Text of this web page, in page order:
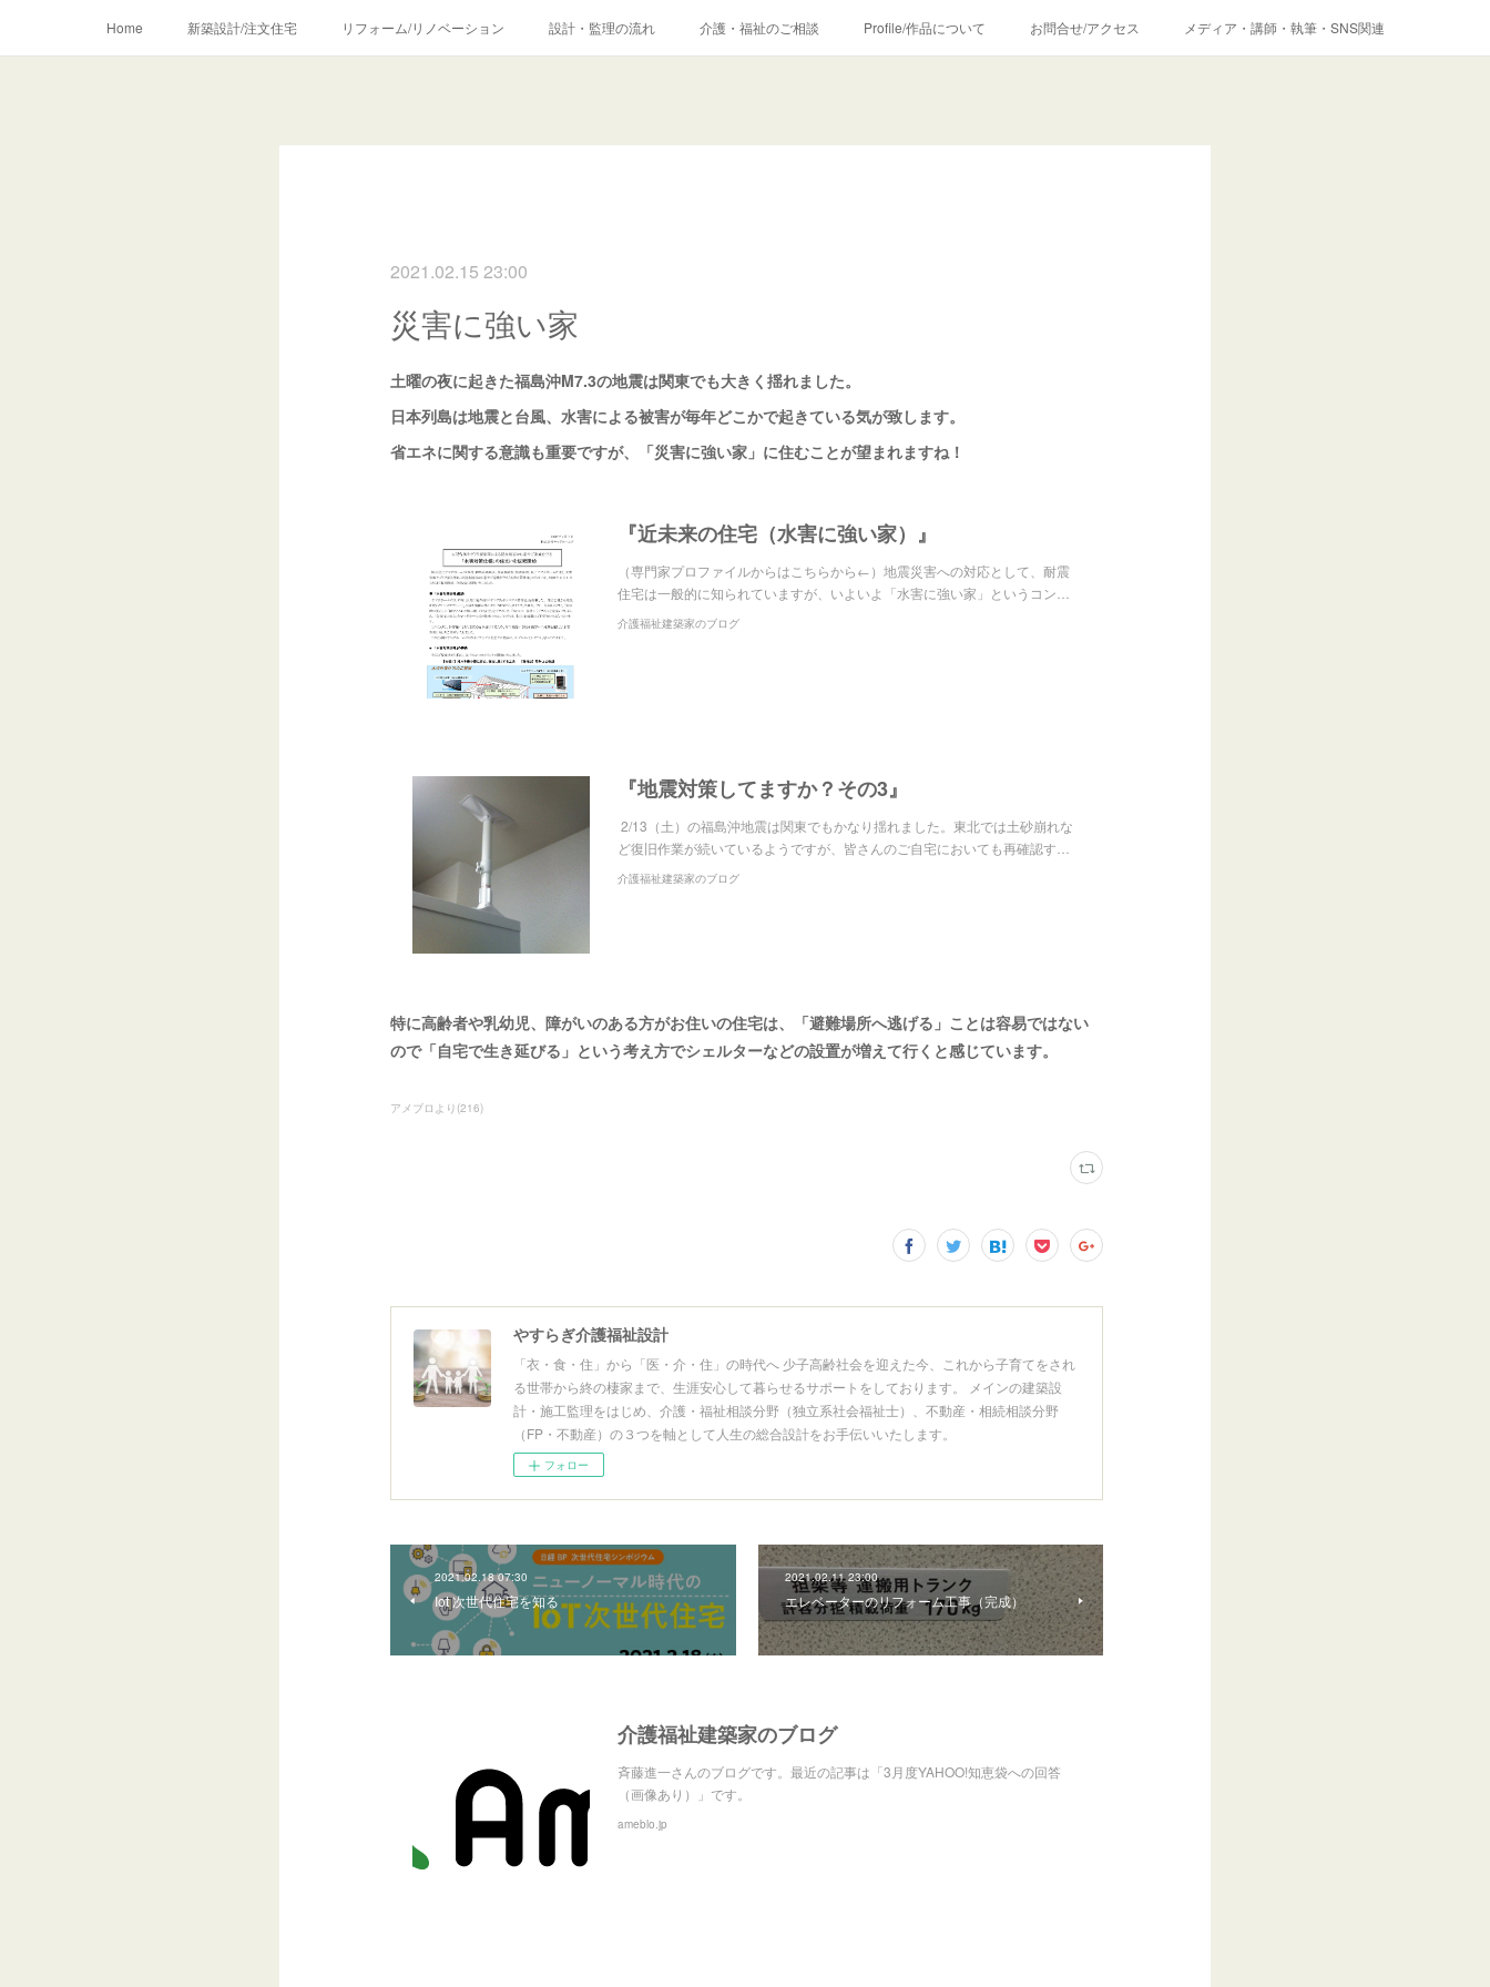
Home 新築設計/注文住宅 リフォーム/リノベーション 設計・監理の流れ 介護・福祉のご相談 Profile/作品について お問合せ/アクセス メディア・講師・執筆・SNS関連
2021.02.15 23:00
災害に強い家
土曜の夜に起きた福島沖M7.3の地震は関東でも大きく揺れました。
日本列島は地震と台風、水害による被害が毎年どこかで起きている気が致します。
省エネに関する意識も重要ですが、「災害に強い家」に住むことが望まれますね！
『近未来の住宅（水害に強い家）』
（専門家プロファイルからはこちらから←）地震災害への対応として、耐震
住宅は一般的に知られていますが、いよいよ「水害に強い家」というコン…
介護福祉建築家のブログ
『地震対策してますか？その3』
2/13（土）の福島沖地震は関東でもかなり揺れました。東北では土砂崩れな
ど復旧作業が続いているようですが、皆さんのご自宅においても再確認す…
介護福祉建築家のブログ
特に高齢者や乳幼児、障がいのある方がお住いの住宅は、「避難場所へ逃げる」ことは容易ではない
ので「自宅で生き延びる」という考え方でシェルターなどの設置が増えて行くと感じています。
アメブロより (216)
やすらぎ介護福祉設計
「衣・食・住」から「医・介・住」の時代へ 少子高齢社会を迎えた今、これから子育てをされ
る世帯から終の棲家まで、生涯安心して暮らせるサポートをしております。 メインの建築設
計・施工監理をはじめ、介護・福祉相談分野（独立系社会福祉士）、不動産・相続相談分野
（FP・不動産）の３つを軸として人生の総合設計をお手伝いいたします。
フォロー
2021.02.18 07:30
Iot 次世代住宅を知る
2021.02.11 23:00
エレベーターのリフォーム工事（完成）
介護福祉建築家のブログ
斉藤進一さんのブログです。最近の記事は「3月度YAHOO!知恵袋への回答
（画像あり）」です。
ameblo.jp